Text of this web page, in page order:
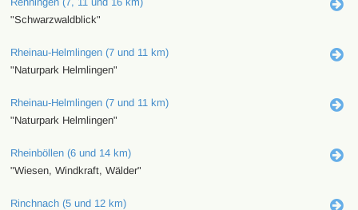
"Schwarzwaldblick"
Rheinau-Helmlingen (7 und 11 km)
"Naturpark Helmlingen"
Rheinau-Helmlingen (7 und 11 km)
"Naturpark Helmlingen"
Rheinböllen (6 und 14 km)
"Wiesen, Windkraft, Wälder"
Rinchnach (5 und 12 km)